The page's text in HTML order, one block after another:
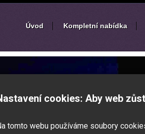
Úvod Kompletní nabídka
zábavných akcí
nebo ples? Připravujete svatbu,
zábavné představení pro děti? Pak jste
cookies: Aby web
tomto webu používáme soubory